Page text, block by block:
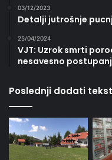
03/12/2023
Detalji jutrošnje
25/04/2024
VJT: Uzrok smrti
nesavesno
Poslednji dodati tekst